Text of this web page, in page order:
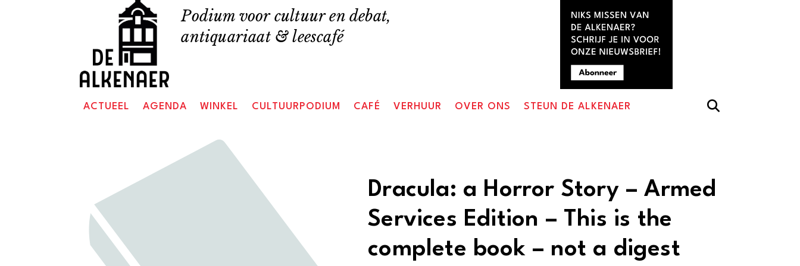
Podium voor cultuur en debat,
antiquariaat & leescafé
ACTUEEL AGENDA WINKEL CULTUURPODIUM CAFÉ VERHUUR OVER ONS STEUN DE ALKENAER
Dracula: a Horror Story – Armed
Services Edition – This is the
complete book – not a digest